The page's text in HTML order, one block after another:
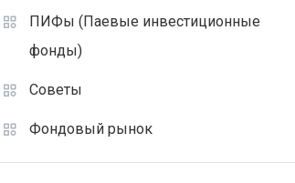
ПИФы (Паевые инвестиционные
фонды)
Советы
Фондовый рынок